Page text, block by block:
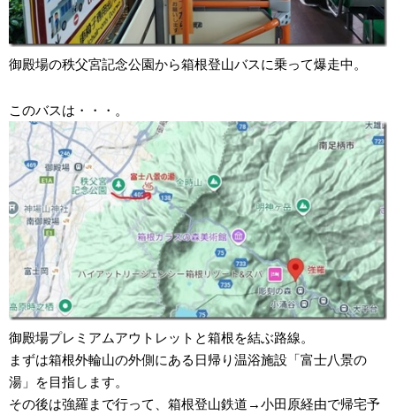
御殿場の秩父宮記念公園から箱根登山バスに乗って爆走中。
このバスは・・・。
御殿場プレミアムアウトレットと箱根を結ぶ路線。
まずは箱根外輪山の外側にある日帰り温浴施設「富士八景の
湯」を目指します。
その後は強羅まで行って、箱根登山鉄道→小田原経由で帰宅予